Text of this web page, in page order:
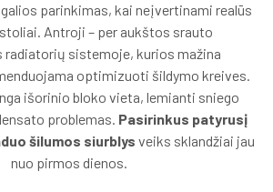
parinkimas, kai neįvertinami realūs
Antroji – per aukštos srauto
sistemoje, kurios mažina
optimizuoti šildymo kreives.
išorinio bloko vieta, lemianti sniego
problemas. Pasirinkus patyrusį
šilumos siurblys veiks sklandžiai jau
nuo pirmos dienos.